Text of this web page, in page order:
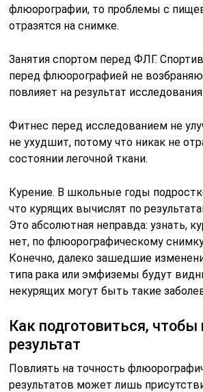
флюорографии, то проблемы с
отразятся на снимке.
Занятия спортом перед ФЛГ.
перед флюорографией не
повлияет на результат исследования
Фитнес перед исследованием не
не ухудшит, потому что никак не
состоянии легочной ткани.
Курение. В школьные годы
что курящих вычислят по
Это абсолютная неправда: узнать,
нет, по флюорографическому
Конечно, далеко зашедшие
типа рака или эмфиземы будут
некурящих могут быть такие
Как подготовиться, чтобы
результат
Повлиять на точность
результатов может лишь